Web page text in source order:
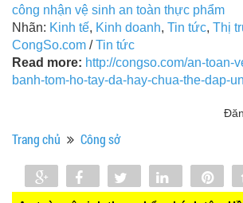
công nhận vệ sinh an toàn thực phẩm
Nhãn: Kinh tế, Kinh doanh, Tin tức, Thị
CongSo.com /Tin tức
Read more: http://congso.com/an-toan-
banh-tom-ho-tay-da-hay-chua-the-dap-
Trang chủ Công sở
Share Share Tweet Share